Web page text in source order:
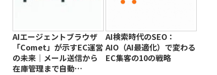
AIエージェントブラウザ
「Comet」が示すEC運営
の未来｜メール送信から
在庫管理まで自動…
AI検索時代のSEO：
AIO（AI最適化）で変わる
EC集客の10の戦略